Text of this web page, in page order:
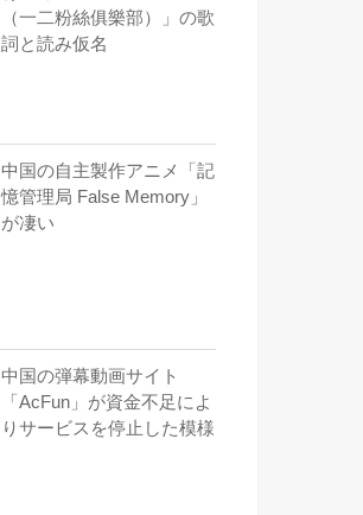
（一二粉絲俱樂部）」の歌
詞と読み仮名
中国の自主製作アニメ「記
憶管理局 False Memory」
が凄い
中国の弾幕動画サイト
「AcFun」が資金不足によ
りサービスを停止した模様